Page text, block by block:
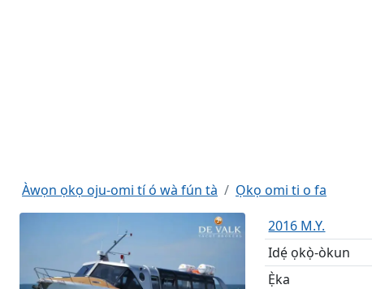
Àwọn ọkọ oju-omi tí ó wà fún tà
Ọkọ omi ti o fa
2016 M.Y.
Idẹ́ ọkọ̀-òkun
Ẹ̀ka